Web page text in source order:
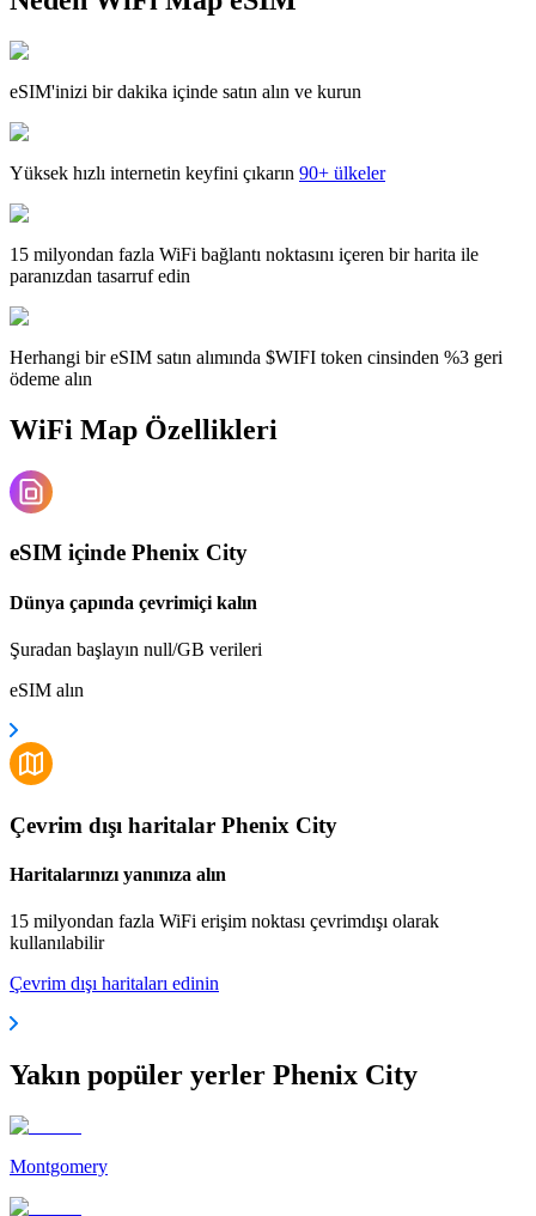
eSIM'inizi bir dakika içinde satın alın ve kurun
Yüksek hızlı internetin keyfini çıkarın 90+ ülkeler
15 milyondan fazla WiFi bağlantı noktasını içeren bir harita ile
paranızdan tasarruf edin
Herhangi bir eSIM satın alımında $WIFI token cinsinden %3 geri
ödeme alın
WiFi Map Özellikleri
eSIM içinde Phenix City
Dünya çapında çevrimiçi kalın
Şuradan başlayın null/GB verileri
eSIM alın
Çevrim dışı haritalar Phenix City
Haritalarınızı yanınıza alın
15 milyondan fazla WiFi erişim noktası çevrimdışı olarak
kullanılabilir
Çevrim dışı haritaları edinin
Yakın popüler yerler Phenix City
Montgomery